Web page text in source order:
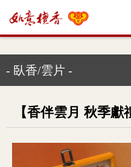
- 臥香/雲片 -
【香伴雲月 秋季